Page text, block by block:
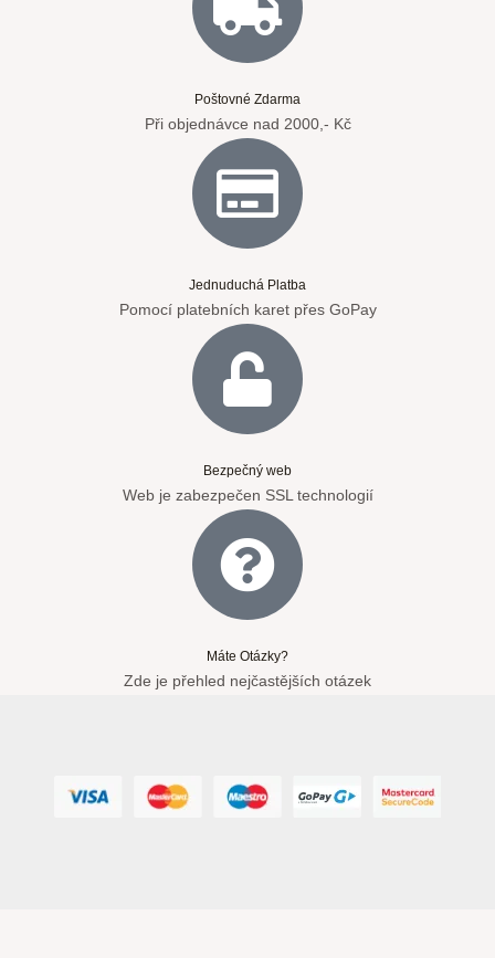
Poštovné Zdarma
Při objednávce nad 2000,- Kč
Jednuduchá Platba
Pomocí platebních karet přes GoPay
Bezpečný web
Web je zabezpečen SSL technologií
Máte Otázky?
Zde je přehled nejčastějších otázek